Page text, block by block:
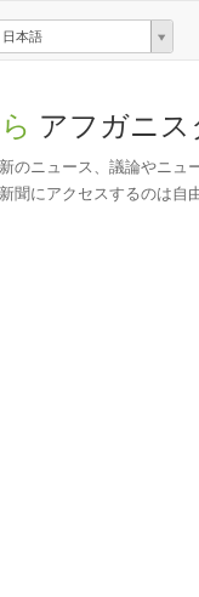
日本語
アフガニス
のニュース、議論やニュ
聞にアクセスするのは自由